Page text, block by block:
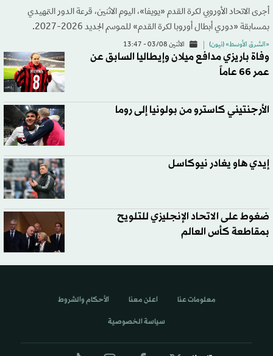
أجرى الاتحاد الأوروبي لكرة القدم «يويفا»، اليوم الاثنين، قرعة الدور التمهيدي
بمسابقة «دوري أبطال أوروبا لكرة القدم» للموسم الجديد 2026-2027.
«الشرق الأوسط» (نيون) الاثنين 03/08 - 13:47
وفاة باريزي مدافع ميلان وإيطاليا السابق عن
عمر 66 عاماً
الأرجنتيني كاسترو من بولونيا إلى روما
إيدي هاو يغادر نيوكاسل
ضغوط على الاتحاد الإنجليزي للتلويح
بمقاطعة كأس العالم
معلومات عنا اعلن معنا الأحكام والشروط
سياسة الخصوصية